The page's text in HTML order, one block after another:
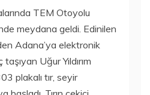
TEM Otoyolu
meydana geldi. Edinilen
Adana’ya elektronik
Uğur Yıldırım
plakalı tır, seyir